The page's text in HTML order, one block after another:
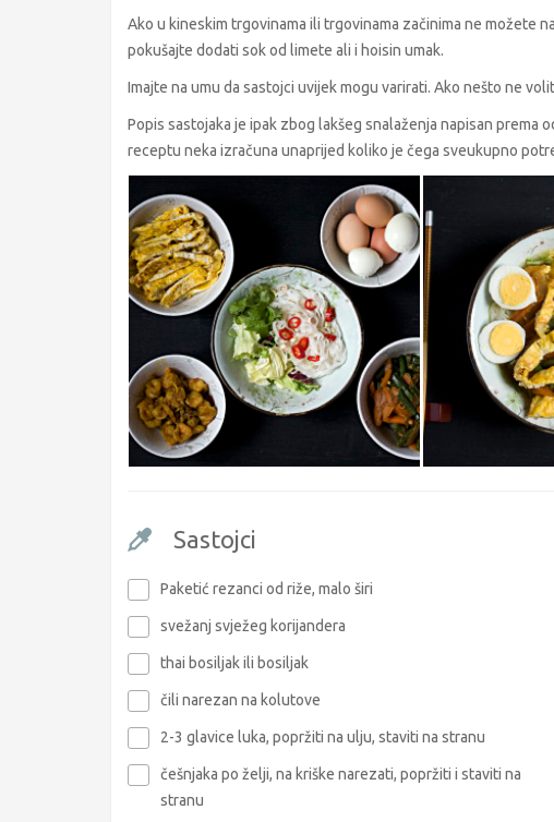
Ako u kineskim trgovinama ili trgovinama začinima ne možete
pokušajte dodati sok od limete ali i hoisin umak.
Imajte na umu da sastojci uvijek mogu varirati. Ako nešto ne
Popis sastojaka je ipak zbog lakšeg snalaženja napisan prema
receptu neka izračuna unaprijed koliko je čega sveukupno
Sastojci
Paketić rezanci od riže, malo širi
svežanj svježeg korijandera
thai bosiljak ili bosiljak
čili narezan na kolutove
2-3 glavice luka, popržiti na ulju, staviti na stranu
češnjaka po želji, na kriške narezati, popržiti i staviti na
stranu